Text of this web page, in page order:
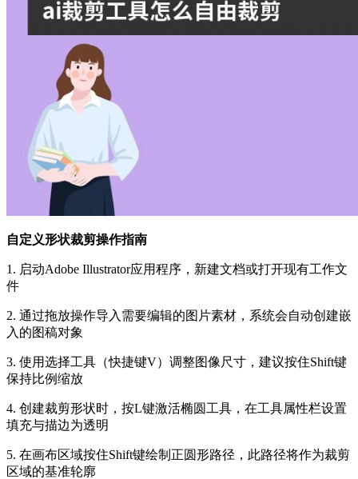
自定义形状裁剪操作指南
1. 启动Adobe Illustrator应用程序，新建文档或打开现有工作文
件
2. 通过拖放操作导入需要编辑的图片素材，系统会自动创建嵌
入的图稿对象
3. 使用选择工具（快捷键V）调整图像尺寸，建议按住Shift键
保持比例缩放
4. 创建裁剪形状时，按L键激活椭圆工具，在工具属性栏设置
填充与描边为透明
5. 在画布区域按住Shift键绘制正圆形路径，此路径将作为裁剪
区域的基准轮廓